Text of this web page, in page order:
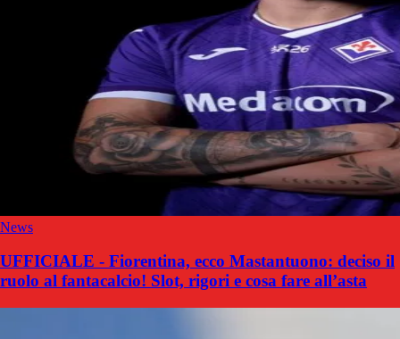
News
UFFICIALE - Fiorentina, ecco Mastantuono: deciso il
ruolo al fantacalcio! Slot, rigori e cosa fare all’asta